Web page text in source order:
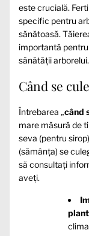
este crucială.
specific pentru
sănătoasă.
importantă
sănătății arborelui.
Când se
Întrebarea „când
mare măsură de
seva (pentru
(sămânța) se
să consultați
aveți.